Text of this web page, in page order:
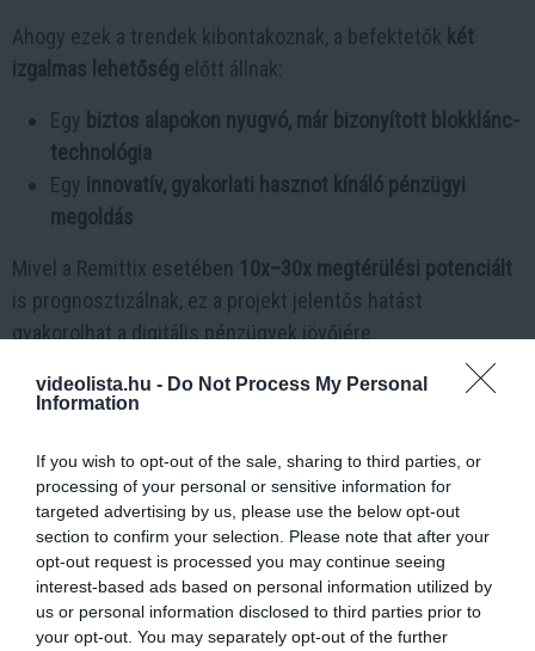
videolista.hu - Do Not Process My Personal
Information
If you wish to opt-out of the sale, sharing to third parties, or
processing of your personal or sensitive information for
targeted advertising by us, please use the below opt-out
section to confirm your selection. Please note that after your
opt-out request is processed you may continue seeing
interest-based ads based on personal information utilized by
us or personal information disclosed to third parties prior to
your opt-out. You may separately opt-out of the further
Ahogy ezek a trendek kibontakoznak, a befektetők két
izgalmas lehetőség előtt állnak:
Egy biztos alapokon nyugvó, már bizonyított blokklánc-
technológia
Egy innovatív, gyakorlati hasznot kínáló pénzügyi
megoldás
Mivel a Remittix esetében 10x–30x megtérülési potenciált
is prognosztizálnak, ez a projekt jelentős hatást
gyakorolhat a digitális pénzügyek jövőjére.
Hadiverzifikálnád portfóliódatés egynagy
hozampotenciállal rendelkező projektbe fektetnél
Csatlakozz a Remittix (RTX)
előértékesítéséhez és közösségéhez:
Csatlakozz a Remittix (RTX) előértékesítéséhez
Csatlakozz a Remittix (RTX) közösségéhez